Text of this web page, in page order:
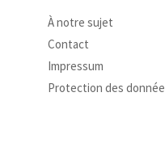
À notre sujet
Contact
Impressum
Protection des